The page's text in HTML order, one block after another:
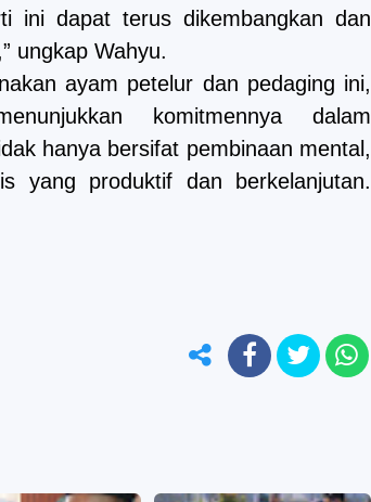
ini dapat terus dikembangkan dan
ungkap Wahyu.
ayam petelur dan pedaging ini,
komitmennya dalam
hanya bersifat pembinaan mental,
yang produktif dan berkelanjutan.